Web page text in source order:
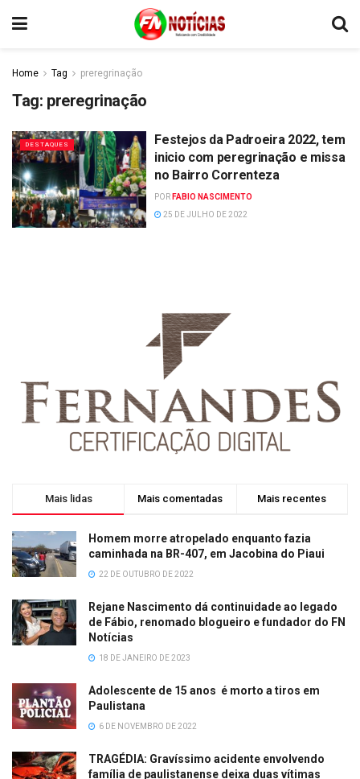
Home Tag preregrinação
Tag: preregrinação
DESTAQUES
Festejos da Padroeira 2022, tem
inicio com peregrinação e missa
no Bairro Correnteza
POR FABIO NASCIMENTO
25 DE JULHO DE 2022
Mais lidas Mais comentadas Mais recentes
Homem morre atropelado enquanto fazia
caminhada na BR-407, em Jacobina do Piaui
22 DE OUTUBRO DE 2022
Rejane Nascimento dá continuidade ao legado
de Fábio, renomado blogueiro e fundador do FN
Notícias
18 DE JANEIRO DE 2023
Adolescente de 15 anos é morto a tiros em
Paulistana
6 DE NOVEMBRO DE 2022
TRAGÉDIA: Gravíssimo acidente envolvendo
família de paulistanense deixa duas vítimas